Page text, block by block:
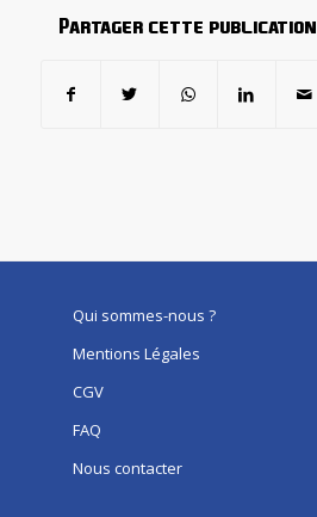
Partager cette publication
Qui sommes-nous ?
Mentions Légales
CGV
FAQ
Nous contacter